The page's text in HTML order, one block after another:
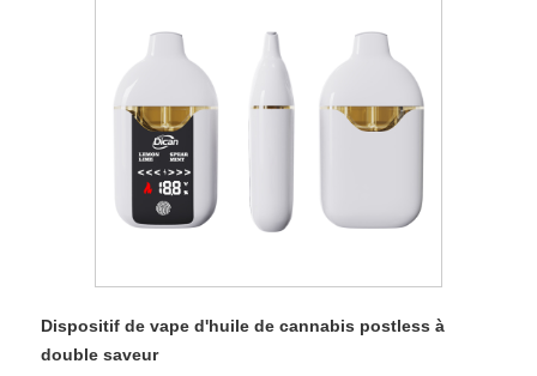
Dispositif de vape d'huile de cannabis postless à
double saveur